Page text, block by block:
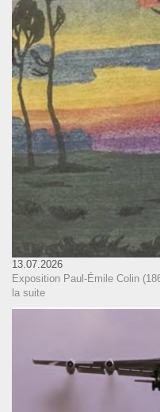
13.07.2026
Exposition Paul-Émile Colin
la suite